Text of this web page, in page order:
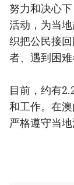
努力和决心
活动，为当
织把公民接
者、遇到困难
目前，约有
和工作。在
严格遵守当